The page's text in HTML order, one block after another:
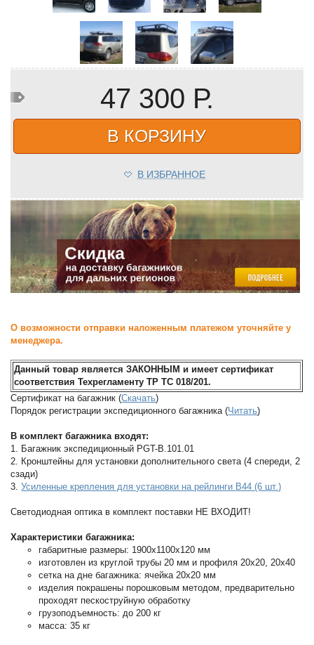
47 300 Р.
В КОРЗИНУ
В ИЗБРАННОЕ
О возможности отправки наложенным платежом уточняйте у
менеджера.
Данный товар является ЗАКОННЫМ и имеет сертификат
соответствия Техрегламенту ТР ТС 018/201.
Сертификат на багажник (Скачать)
Порядок регистрации экспедиционного багажника (Читать)
В комплект багажника входят:
1. Багажник экспедиционный PGT-B.101.01
2. Кронштейны для установки дополнительного света (4 спереди, 2
сзади)
3.Усиленные крепления для установки на рейлинги B44 (6 шт.)
Светодиодная оптика в комплект поставки НЕ ВХОДИТ!
Характеристики багажника:
габаритные размеры: 1900х1100х120 мм
изготовлен из круглой трубы 20 мм и профиля 20х20, 20х40
сетка на дне багажника: ячейка 20х20 мм
изделия покрашены порошковым методом, предварительно
проходят пескоструйную обработку
грузоподъемность: до 200 кг
масса: 35 кг